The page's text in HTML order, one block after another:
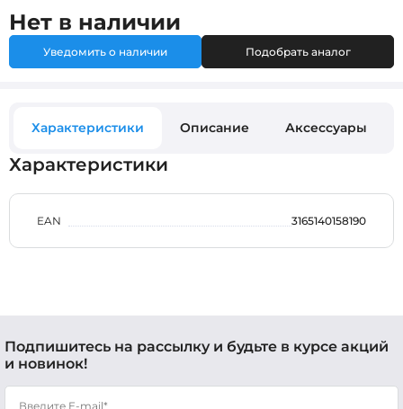
Нет в наличии
Уведомить о наличии Подобрать аналог
Характеристики Описание Аксессуары
Характеристики
EAN 3165140158190
Подпишитесь на рассылку и будьте в курсе акций
и новинок!